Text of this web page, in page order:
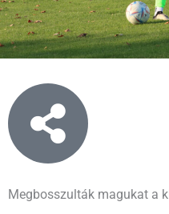
Megbosszulták magukat a